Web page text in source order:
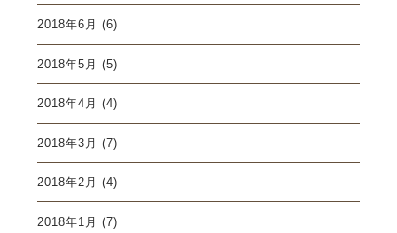
2018年6月 (6)
2018年5月 (5)
2018年4月 (4)
2018年3月 (7)
2018年2月 (4)
2018年1月 (7)